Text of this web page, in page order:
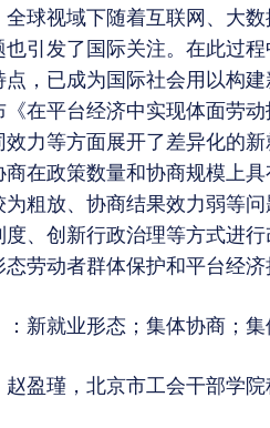
全球视域下随着互联网、大
也引发了国际关注。在此过
，已成为国际社会用以构
在平台经济中实现体面劳
力等方面展开了差异化的
商在政策数量和协商规模上
粗放、协商结果效力弱等
、创新行政治理等方式进
劳动者群体保护和平台经济
：新就业形态；集体协商；
赵盈瑾，北京市工会干部学